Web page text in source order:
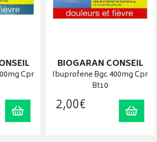
Cpr
Ajouter au panier
BIOGARAN CONSEIL
Ibuprofene Bgc 400mg Cpr
Bt10
2,00€